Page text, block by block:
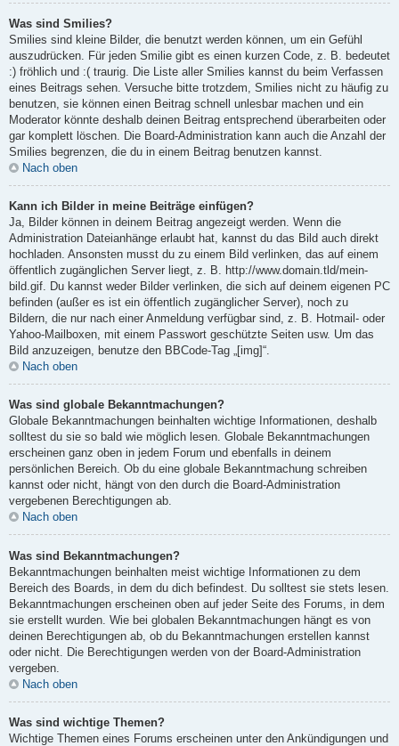
Was sind Smilies?
Smilies sind kleine Bilder, die benutzt werden können, um ein Gefühl
auszudrücken. Für jeden Smilie gibt es einen kurzen Code, z. B. bedeutet
:) fröhlich und :( traurig. Die Liste aller Smilies kannst du beim Verfassen
eines Beitrags sehen. Versuche bitte trotzdem, Smilies nicht zu häufig zu
benutzen, sie können einen Beitrag schnell unlesbar machen und ein
Moderator könnte deshalb deinen Beitrag entsprechend überarbeiten oder
gar komplett löschen. Die Board-Administration kann auch die Anzahl der
Smilies begrenzen, die du in einem Beitrag benutzen kannst.
Nach oben
Kann ich Bilder in meine Beiträge einfügen?
Ja, Bilder können in deinem Beitrag angezeigt werden. Wenn die
Administration Dateianhänge erlaubt hat, kannst du das Bild auch direkt
hochladen. Ansonsten musst du zu einem Bild verlinken, das auf einem
öffentlich zugänglichen Server liegt, z. B. http://www.domain.tld/mein-
bild.gif. Du kannst weder Bilder verlinken, die sich auf deinem eigenen PC
befinden (außer es ist ein öffentlich zugänglicher Server), noch zu
Bildern, die nur nach einer Anmeldung verfügbar sind, z. B. Hotmail- oder
Yahoo-Mailboxen, mit einem Passwort geschützte Seiten usw. Um das
Bild anzuzeigen, benutze den BBCode-Tag „[img]“.
Nach oben
Was sind globale Bekanntmachungen?
Globale Bekanntmachungen beinhalten wichtige Informationen, deshalb
solltest du sie so bald wie möglich lesen. Globale Bekanntmachungen
erscheinen ganz oben in jedem Forum und ebenfalls in deinem
persönlichen Bereich. Ob du eine globale Bekanntmachung schreiben
kannst oder nicht, hängt von den durch die Board-Administration
vergebenen Berechtigungen ab.
Nach oben
Was sind Bekanntmachungen?
Bekanntmachungen beinhalten meist wichtige Informationen zu dem
Bereich des Boards, in dem du dich befindest. Du solltest sie stets lesen.
Bekanntmachungen erscheinen oben auf jeder Seite des Forums, in dem
sie erstellt wurden. Wie bei globalen Bekanntmachungen hängt es von
deinen Berechtigungen ab, ob du Bekanntmachungen erstellen kannst
oder nicht. Die Berechtigungen werden von der Board-Administration
vergeben.
Nach oben
Was sind wichtige Themen?
Wichtige Themen eines Forums erscheinen unter den Ankündigungen und